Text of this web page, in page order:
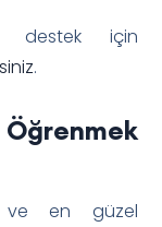
destek için
.
ve en güzel